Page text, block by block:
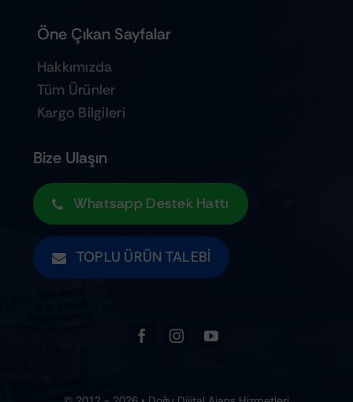
Öne Çıkan Sayfalar
Hakkımızda
Tüm Ürünler
Kargo Bilgileri
Bize Ulaşın
Whatsapp Destek Hattı
TOPLU ÜRÜN TALEBI